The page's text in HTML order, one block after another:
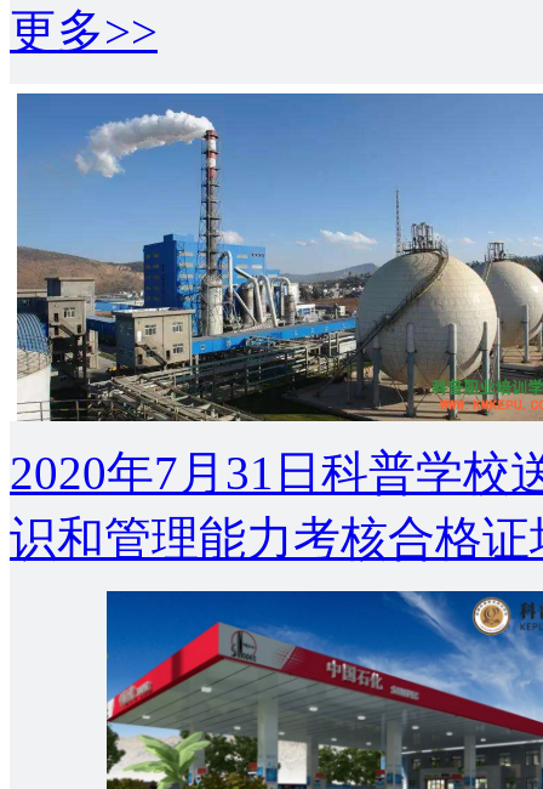
更多>>
2020年7月31日科普学校
识和管理能力考核合格证